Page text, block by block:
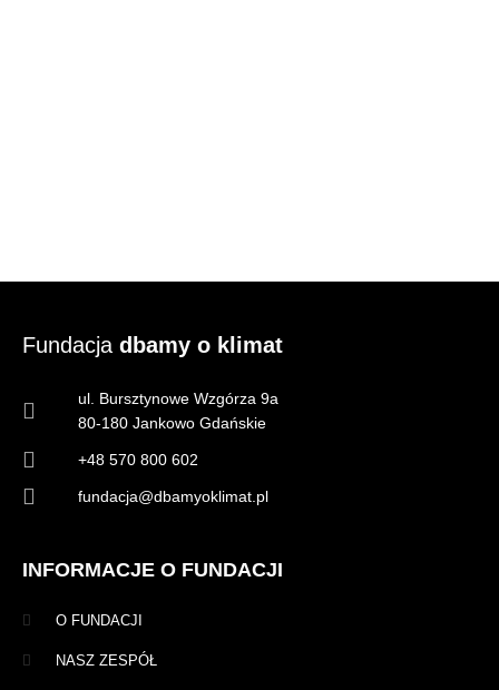
Fundacja dbamy o klimat
ul. Bursztynowe Wzgórza 9a
80-180 Jankowo Gdańskie
+48 570 800 602
fundacja@dbamyoklimat.pl
INFORMACJE O FUNDACJI
O FUNDACJI
NASZ ZESPÓŁ